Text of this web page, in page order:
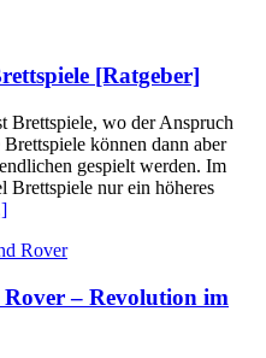
[Ratgeber]
Brettspiele, wo der Anspruch
können dann aber
gespielt werden. Im
Brettspiele nur ein höheres
– Revolution im